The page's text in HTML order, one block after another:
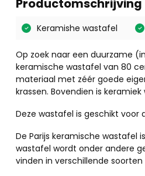
Productomschrijving
Keramishe wastafel
Op zoek naar een duurzame
keramische wastafel van 80
materiaal met zéér goede
krassen. Bovendien is
Deze wastafel is geschikt voor
De Parijs keramische wastafel
wastafel wordt onder andere
vinden in verschillende